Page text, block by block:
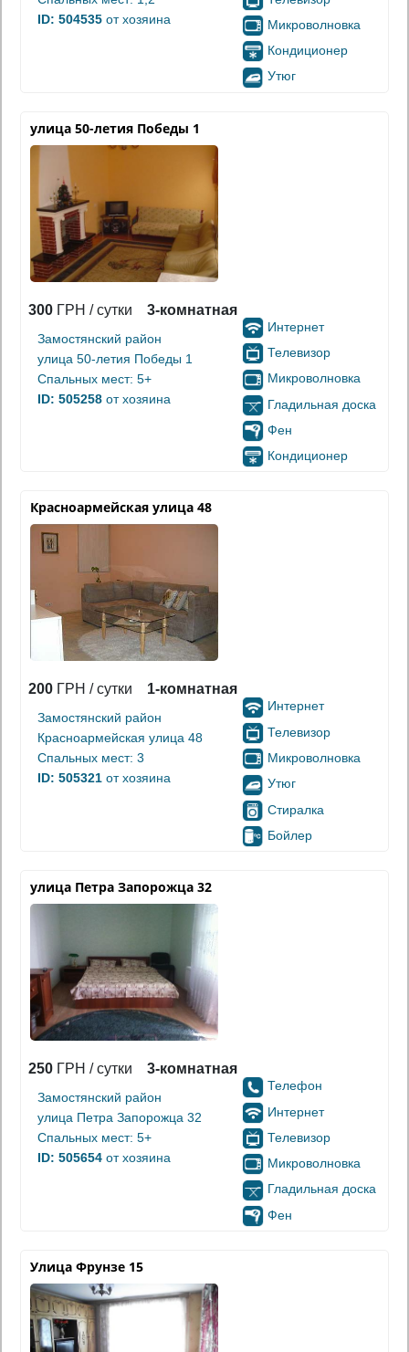
ID: 504535 от хозяина
Микроволновка
Кондиционер
Утюг
улица 50-летия Победы 1
300 ГРН / сутки 3-комнатная
Замостянский район
улица 50-летия Победы 1
Спальных мест: 5+
ID: 505258 от хозяина
Интернет
Телевизор
Микроволновка
Гладильная доска
Фен
Кондиционер
Красноармейская улица 48
200 ГРН / сутки 1-комнатная
Замостянский район
Красноармейская улица 48
Спальных мест: 3
ID: 505321 от хозяина
Интернет
Телевизор
Микроволновка
Утюг
Стиралка
Бойлер
улица Петра Запорожца 32
250 ГРН / сутки 3-комнатная
Замостянский район
улица Петра Запорожца 32
Спальных мест: 5+
ID: 505654 от хозяина
Телефон
Интернет
Телевизор
Микроволновка
Гладильная доска
Фен
Улица Фрунзе 15